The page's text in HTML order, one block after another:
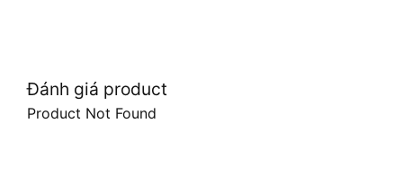
Đánh giá product
Product Not Found